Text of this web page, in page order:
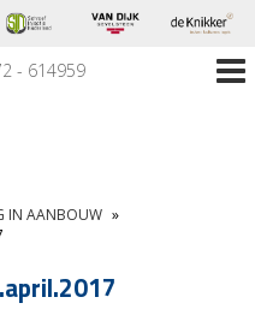
- 614959
IN AANBOUW »